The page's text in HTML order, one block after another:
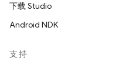
下载 Studio
Android NDK
支持